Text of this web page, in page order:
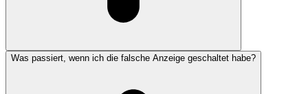
Was passiert, wenn ich die falsche Anzeige geschaltet habe?